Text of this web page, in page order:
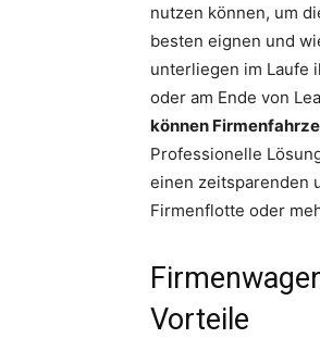
nutzen können, um
besten eignen und
unterliegen im Laufe
oder am Ende von
können
Professionelle
einen zeitsparenden
Firmenflotte oder
Vorteile